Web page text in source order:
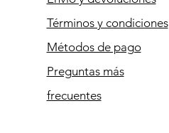
Términos y condiciones
Métodos de pago
Preguntas más
frecuentes